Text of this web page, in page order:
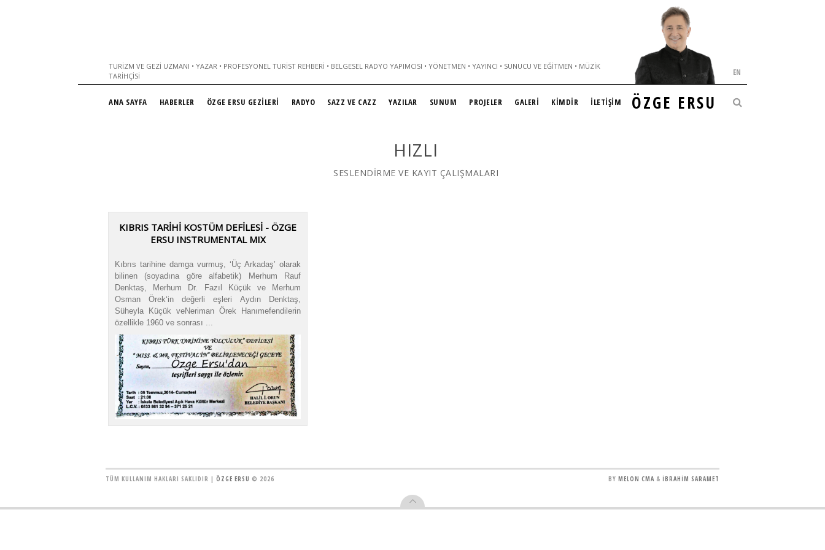
TURIZM VE GEZI UZMANI • YAZAR • PROFESYONEL TURIST REHBERI • BELGESEL RADYO YAPIMCISI • YÖNETMEN • YAYINCI • SUNUCU VE EĞITMEN • MÜZIK
TARIHÇISI
ÖZGE ERSU
EN
ANA SAYFA HABERLER ÖZGE ERSU GEZİLERİ RADYO SAZZ VE CAZZ YAZILAR SUNUM PROJELER GALERİ KİMDİR İLETİŞİM
HIZLI
SESLENDİRME VE KAYIT ÇALIŞMALARI
KIBRIS TARİHİ KOSTÜM DEFİLESİ - ÖZGE
ERSU INSTRUMENTAL MIX
Kıbrıs tarihine damga vurmuş, ‘Üç Arkadaş’ olarak
bilinen (soyadına göre alfabetik) Merhum Rauf
Denktaş, Merhum Dr. Fazıl Küçük ve Merhum
Osman Örek‘in değerli eşleri Aydın Denktaş,
Süheyla Küçük veNeriman Örek Hanımefendilerin
özellikle 1960 ve sonrası ...
TÜM KULLANIM HAKLARI SAKLIDIR | ÖZGE ERSU © 2026 BY MELON CMA & İBRAHİM SARAMET